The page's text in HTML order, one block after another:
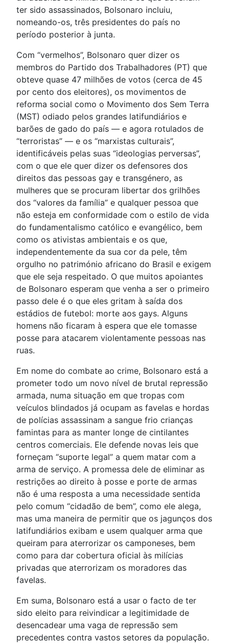
ter sido assassinados, Bolsonaro incluiu,
nomeando-os, três presidentes do país no
período posterior à junta.
Com “vermelhos”, Bolsonaro quer dizer os
membros do Partido dos Trabalhadores (PT) que
obteve quase 47 milhões de votos (cerca de 45
por cento dos eleitores), os movimentos de
reforma social como o Movimento dos Sem Terra
(MST) odiado pelos grandes latifundiários e
barões de gado do país — e agora rotulados de
“terroristas” — e os “marxistas culturais”,
identificáveis pelas suas “ideologias perversas”,
com o que ele quer dizer os defensores dos
direitos das pessoas gay e transgénero, as
mulheres que se procuram libertar dos grilhões
dos “valores da família” e qualquer pessoa que
não esteja em conformidade com o estilo de vida
do fundamentalismo católico e evangélico, bem
como os ativistas ambientais e os que,
independentemente da sua cor da pele, têm
orgulho no património africano do Brasil e exigem
que ele seja respeitado. O que muitos apoiantes
de Bolsonaro esperam que venha a ser o primeiro
passo dele é o que eles gritam à saída dos
estádios de futebol: morte aos gays. Alguns
homens não ficaram à espera que ele tomasse
posse para atacarem violentamente pessoas nas
ruas.
Em nome do combate ao crime, Bolsonaro está a
prometer todo um novo nível de brutal repressão
armada, numa situação em que tropas com
veículos blindados já ocupam as favelas e hordas
de polícias assassinam a sangue frio crianças
famintas para as manter longe de cintilantes
centros comerciais. Ele defende novas leis que
forneçam “suporte legal” a quem matar com a
arma de serviço. A promessa dele de eliminar as
restrições ao direito à posse e porte de armas
não é uma resposta a uma necessidade sentida
pelo comum “cidadão de bem”, como ele alega,
mas uma maneira de permitir que os jagunços dos
latifundiários exibam e usem qualquer arma que
queiram para aterrorizar os camponeses, bem
como para dar cobertura oficial às milícias
privadas que aterrorizam os moradores das
favelas.
Em suma, Bolsonaro está a usar o facto de ter
sido eleito para reivindicar a legitimidade de
desencadear uma vaga de repressão sem
precedentes contra vastos setores da população.